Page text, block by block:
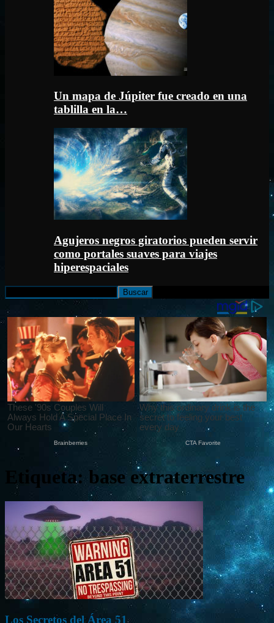
Un mapa de Júpiter fue creado en una
tablilla en la…
Agujeros negros giratorios pueden servir
como portales suaves para viajes
hiperespaciales
Etiqueta: base extraterrestre
Los Secretos del Área 51